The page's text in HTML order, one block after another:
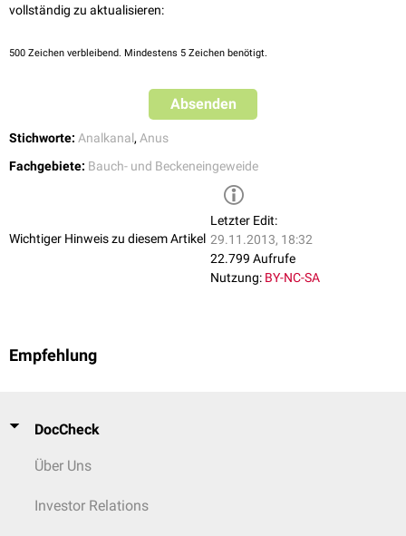
vollständig zu aktualisieren:
500 Zeichen verbleibend. Mindestens 5 Zeichen benötigt.
Absenden
Stichworte: Analkanal, Anus
Fachgebiete: Bauch- und Beckeneingeweide
Wichtiger Hinweis zu diesem Artikel
Letzter Edit:
29.11.2013, 18:32
22.799 Aufrufe
Nutzung: BY-NC-SA
Empfehlung
DocCheck
Über Uns
Investor Relations